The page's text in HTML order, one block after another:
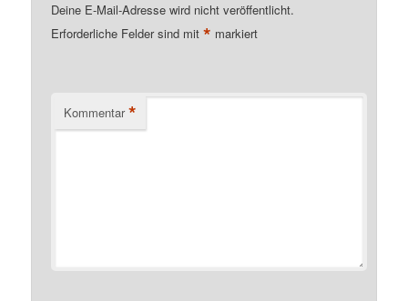
Deine E-Mail-Adresse wird nicht veröffentlicht.
Erforderliche Felder sind mit* markiert
Kommentar *